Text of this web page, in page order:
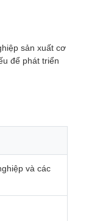
sản xuất cơ
để phát triển
và các